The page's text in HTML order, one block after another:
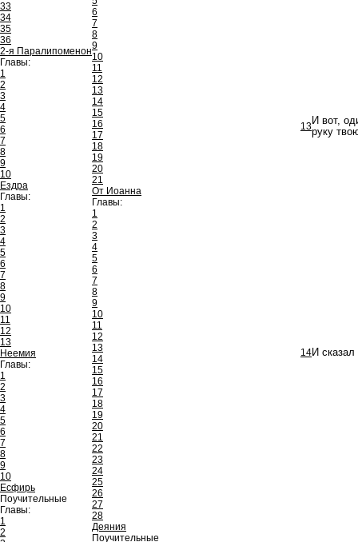
33
34
35
36
2-я Паралипоменон
Главы:
1
2
3
4
5
6
7
8
9
10
Ездра
Главы:
1
2
3
4
5
6
7
8
9
10
11
12
13
Неемия
Главы:
1
2
3
4
5
6
7
8
9
10
Есфирь
Поучительные
Главы:
1
2
6
7
8
9
10
11
12
13
14
15
16
17
18
19
20
21
От Иоанна
Главы:
1
2
3
4
5
6
7
8
9
10
11
12
13
14
15
16
17
18
19
20
21
22
23
24
25
26
27
28
Деяния
Поучительные
13И вот,
руку
14И